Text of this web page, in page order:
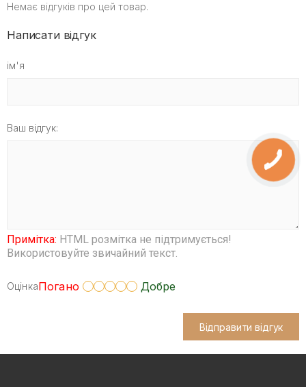
Немає відгуків про цей товар.
Написати відгук
ім'я
Ваш відгук:
Примітка: HTML розмітка не підтримується!
Використовуйте звичайний текст.
ОцінкаПогано Добре
Відправити відгук